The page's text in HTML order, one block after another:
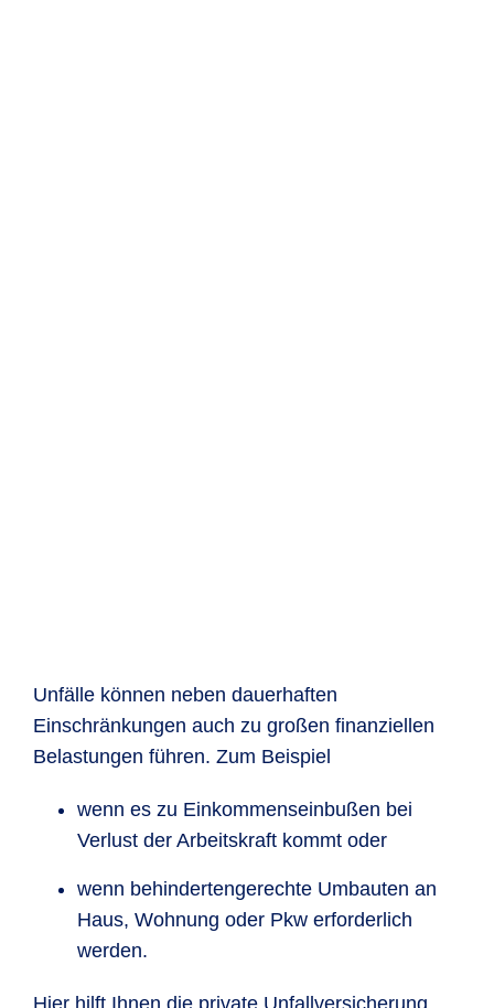
Unfälle können neben dauerhaften
Einschränkungen auch zu großen finanziellen
Belastungen führen. Zum Beispiel
wenn es zu Einkommenseinbußen bei
Verlust der Arbeitskraft kommt oder
wenn behindertengerechte Umbauten an
Haus, Wohnung oder Pkw erforderlich
werden.
Hier hilft Ihnen die private Unfallversicherung